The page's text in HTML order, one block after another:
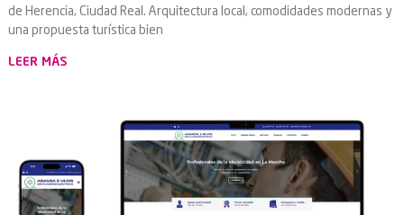
de Herencia, Ciudad Real. Arquitectura local, comodidades modernas y
una propuesta turística bien
LEER MÁS